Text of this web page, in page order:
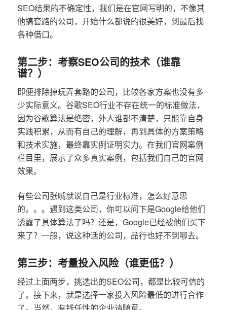
SEO结果的不确定性，我们是在官网写明的，不像其
他搞套路的公司，开始什么都说的很美好，到最后找
各种借口。
第二步：考察SEO公司的技术（谁靠
谱？）
即便排除掉玩弄套路的公司，比较各家方案也没有多
少实际意义。谷歌SEO行业不存在统一的标准做法，
因为谷歌算法是绝密，外人谁都不清楚，只能靠自身
实践积累，从而有自己的理解，再到具体的方案策略
和技术实施，最终靠实例证明实力。在我们官网案例
栏目里，展示了众多真实案例，包括我们自己的官网
效果。
有些公司张嘴就说自己是行业标准，怎么好意思
的。。。遇到这类公司，你可以问下是Google给他们
透露了具体算法了吗？还是，Google已经被他们买下
来了？一般，说这种话的公司，品行也好不到哪去。
第三步：考量投入风险（谁更低？）
经过上面两步，挑选出的SEO公司，都是比较可信的
了。接下来，就是选择一家投入风险最低的进行合作